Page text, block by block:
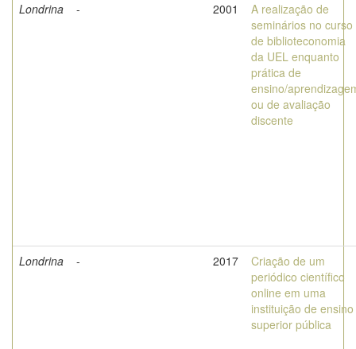
Londrina - 2001
A realização de
seminários no curso
de biblioteconomia
da UEL enquanto
prática de
ensino/
ou de avaliação
discente
Londrina - 2017
Criação de um
periódico científico
online em uma
instituição de ensino
superior pública